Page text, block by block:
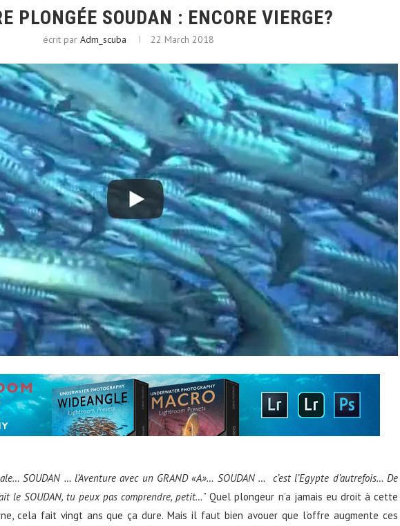
PLONGÉE SOUDAN : ENCORE VIERGE?
écrit par Adm_scuba 22 March 2018
SOUDAN … l’Aventure avec un GRAND «A»… SOUDAN … c’est l’Egypte d’autrefois… De
le SOUDAN, tu peux pas comprendre, petit…” Quel plongeur n’a jamais eu droit à cette
cela fait vingt ans que ça dure. Mais il faut bien avouer que l’offre augmente ces